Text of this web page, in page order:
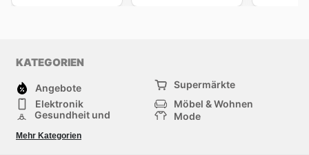
KATEGORIEN
Angebote
Supermärkte
Elektronik
Möbel & Wohnen
Gesundheit und
Mode
Sportartikel und
Sportbekleidung
Mehr Kategorien